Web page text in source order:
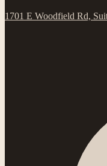
1701 E Woodfield Rd,